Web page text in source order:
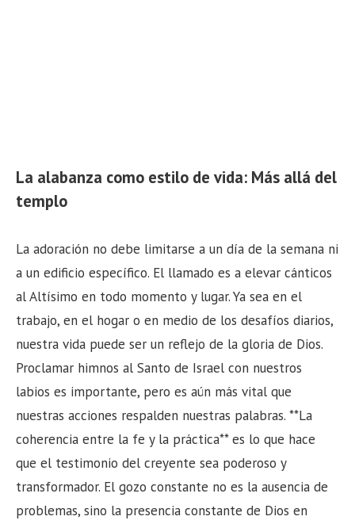
La alabanza como estilo de vida: Más allá del
templo
La adoración no debe limitarse a un día de la semana ni
a un edificio específico. El llamado es a elevar cánticos
al Altísimo en todo momento y lugar. Ya sea en el
trabajo, en el hogar o en medio de los desafíos diarios,
nuestra vida puede ser un reflejo de la gloria de Dios.
Proclamar himnos al Santo de Israel con nuestros
labios es importante, pero es aún más vital que
nuestras acciones respalden nuestras palabras. **La
coherencia entre la fe y la práctica** es lo que hace
que el testimonio del creyente sea poderoso y
transformador. El gozo constante no es la ausencia de
problemas, sino la presencia constante de Dios en